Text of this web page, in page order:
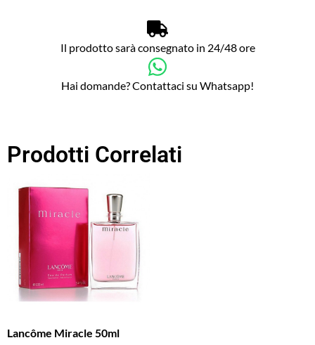
Il prodotto sarà consegnato in 24/48 ore
Hai domande? Contattaci su Whatsapp!
Prodotti Correlati
Lancôme Miracle 50ml